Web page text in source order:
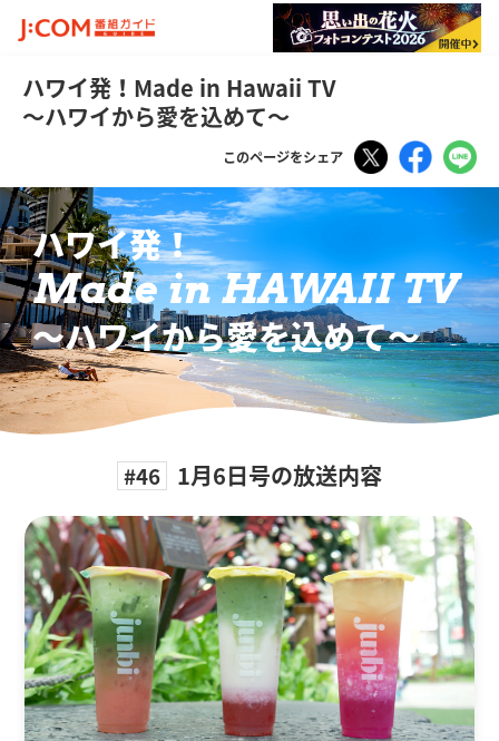
ハワイ発！Made in Hawaii TV
～ハワイから愛を込めて～
このページをシェア Tweet
ハワイ発！
Made in HAWAII TV
〜ハワイから愛を込めて〜
#46 1月6日号の放送内容